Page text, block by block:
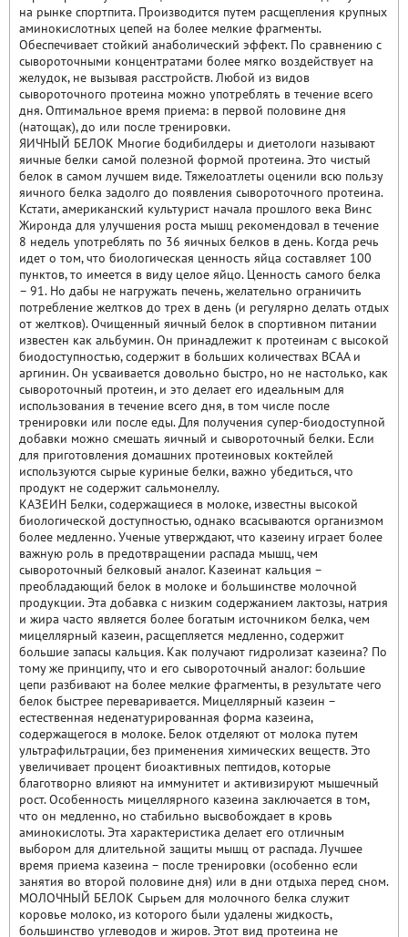
на рынке спортпита. Производится путем расщепления крупных
аминокислотных цепей на более мелкие фрагменты.
Обеспечивает стойкий анаболический эффект. По сравнению с
сывороточными концентратами более мягко воздействует на
желудок, не вызывая расстройств. Любой из видов
сывороточного протеина можно употреблять в течение всего
дня. Оптимальное время приема: в первой половине дня
(натощак), до или после тренировки.
ЯИЧНЫЙ БЕЛОК Многие бодибилдеры и диетологи называют
яичные белки самой полезной формой протеина. Это чистый
белок в самом лучшем виде. Тяжелоатлеты оценили всю пользу
яичного белка задолго до появления сывороточного протеина.
Кстати, американский культурист начала прошлого века Винс
Жиронда для улучшения роста мышц рекомендовал в течение
8 недель употреблять по 36 яичных белков в день. Когда речь
идет о том, что биологическая ценность яйца составляет 100
пунктов, то имеется в виду целое яйцо. Ценность самого белка
– 91. Но дабы не нагружать печень, желательно ограничить
потребление желтков до трех в день (и регулярно делать отдых
от желтков). Очищенный яичный белок в спортивном питании
известен как альбумин. Он принадлежит к протеинам с высокой
биодоступностью, содержит в больших количествах BCAA и
аргинин. Он усваивается довольно быстро, но не настолько, как
сывороточный протеин, и это делает его идеальным для
использования в течение всего дня, в том числе после
тренировки или после еды. Для получения супер-биодоступной
добавки можно смешать яичный и сывороточный белки. Если
для приготовления домашних протеиновых коктейлей
используются сырые куриные белки, важно убедиться, что
продукт не содержит сальмонеллу.
КАЗЕИН Белки, содержащиеся в молоке, известны высокой
биологической доступностью, однако всасываются организмом
более медленно. Ученые утверждают, что казеину играет более
важную роль в предотвращении распада мышц, чем
сывороточный белковый аналог. Казеинат кальция –
преобладающий белок в молоке и большинстве молочной
продукции. Эта добавка с низким содержанием лактозы, натрия
и жира часто является более богатым источником белка, чем
мицеллярный казеин, расщепляется медленно, содержит
большие запасы кальция. Как получают гидролизат казеина? По
тому же принципу, что и его сывороточный аналог: большие
цепи разбивают на более мелкие фрагменты, в результате чего
белок быстрее переваривается. Мицеллярный казеин –
естественная неденатурированная форма казеина,
содержащегося в молоке. Белок отделяют от молока путем
ультрафильтрации, без применения химических веществ. Это
увеличивает процент биоактивных пептидов, которые
благотворно влияют на иммунитет и активизируют мышечный
рост. Особенность мицеллярного казеина заключается в том,
что он медленно, но стабильно высвобождает в кровь
аминокислоты. Эта характеристика делает его отличным
выбором для длительной защиты мышц от распада. Лучшее
время приема казеина – после тренировки (особенно если
занятия во второй половине дня) или в дни отдыха перед сном.
МОЛОЧНЫЙ БЕЛОК Сырьем для молочного белка служит
коровье молоко, из которого были удалены жидкость,
большинство углеводов и жиров. Этот вид протеина не